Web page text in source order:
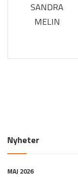
SANDRA
MELIN
Nyheter
MAJ 2026